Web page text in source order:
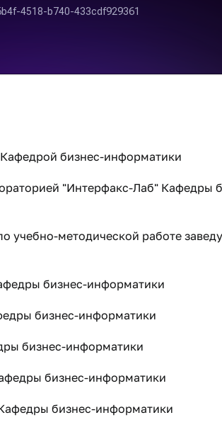
бизнес-информатики
"Интерфакс-Лаб" Кафедры
учебно-методической работе
бизнес-информатики
бизнес-информатики
бизнес-информатики
бизнес-информатики
бизнес-информатики